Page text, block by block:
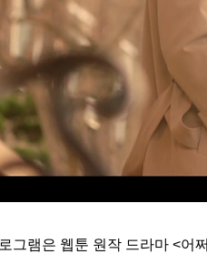
그램은 웹툰 원작 드라마 <어